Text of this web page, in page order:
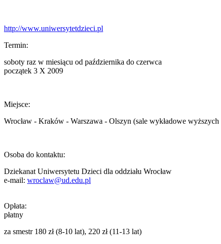
http://www.uniwersytetdzieci.pl
Termin:
soboty raz w miesiącu od października do czerwca
początek 3 X 2009
Miejsce:
Wrocław - Kraków - Warszawa - Olszyn (sale wykładowe
Osoba do kontaktu:
Dziekanat Uniwersytetu Dzieci dla oddziału Wrocław
e-mail: wroclaw@ud.edu.pl
Opłata:
płatny
za smestr 180 zł (8-10 lat), 220 zł (11-13 lat)